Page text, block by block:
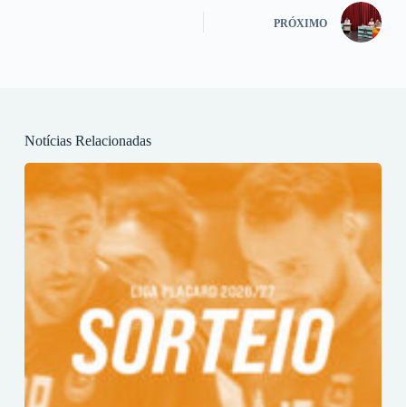
PRÓXIMO
Notícias Relacionadas